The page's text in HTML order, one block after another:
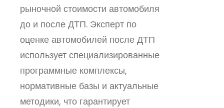
рыночной стоимости автомобиля
до и после ДТП. Эксперт по
оценке автомобилей после ДТП
использует специализированные
программные комплексы,
нормативные базы и актуальные
методики, что гарантирует